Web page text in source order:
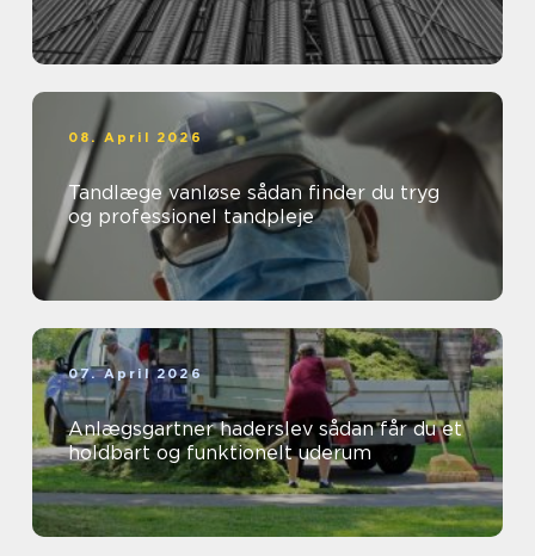
08. April 2026
Tandlæge vanløse sådan finder du tryg
og professionel tandpleje
07. April 2026
Anlægsgartner haderslev sådan får du et
holdbart og funktionelt uderum